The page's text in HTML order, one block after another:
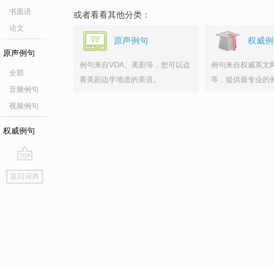
书面语
论文
原声例句
全部
音频例句
视频例句
权威例句
go
top
返回词典
或者看看其他分类：
原声例句
例句来自VOA、美剧等，您可以边
看美剧边学地道的美语。
权威
例句来自权威英文
等，提供最专业的